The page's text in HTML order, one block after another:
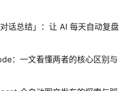
话总结」：让 AI 每天自动复盘
：一文看懂两者的核心区别与